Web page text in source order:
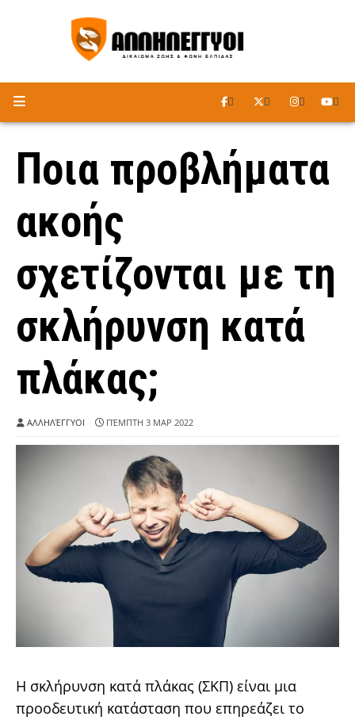
ΑΚΟΥΣΤΕ ΤΟ ΡΑΔΙΟΦΩΝΟ
Ποια προβλήματα
ακοής
σχετίζονται με τη
σκλήρυνση κατά
πλάκας;
ΑΛΛΗΛΈΓΓΥΟΙ ΠΈΜΠΤΗ 3 ΜΑΡ 2022
Η σκλήρυνση κατά πλάκας (ΣΚΠ) είναι μια
προοδευτική κατάσταση που επηρεάζει το